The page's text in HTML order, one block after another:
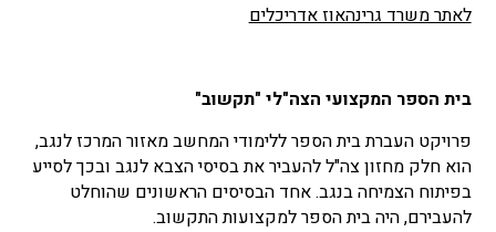
לאתר משרד גרינהאוז אדריכלים
בית הספר המקצועי הצה"לי "תקשוב"
פרויקט העברת בית הספר ללימודי המחשב מאזור המרכז לנגב,
הוא חלק מחזון צה"ל להעביר את בסיסי הצבא לנגב ובכך לסייע
בפיתוח הצמיחה בנגב. אחד הבסיסים הראשונים שהוחלט
להעבירם, היה בית הספר למקצועות התקשוב.